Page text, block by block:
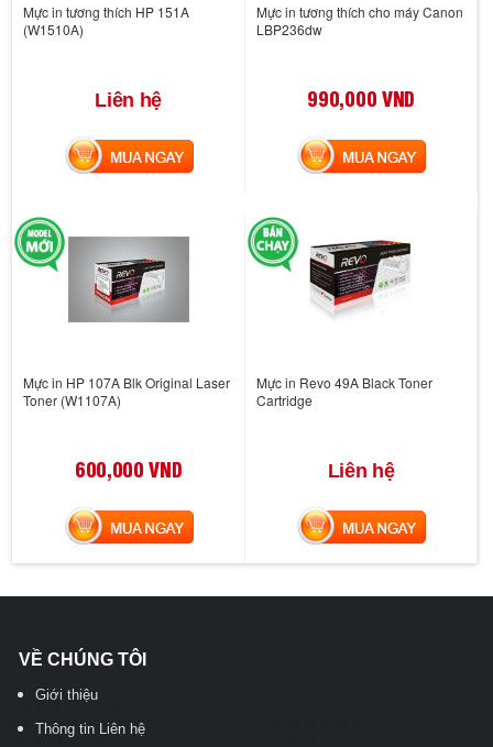
Mực in tương thích HP 151A
(W1510A)
Liên hệ
MUA NGAY
Mực in tương thích cho máy Canon
LBP236dw
990,000 VND
MUA NGAY
Mực in HP 107A Blk Original Laser
Toner (W1107A)
600,000 VND
MUA NGAY
Mực in Revo 49A Black Toner
Cartridge
Liên hệ
MUA NGAY
VỀ CHÚNG TÔI
Giới thiệu
Thông tin Liên hệ